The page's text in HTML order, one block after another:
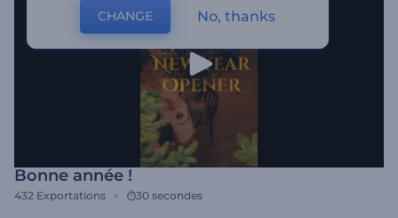
Bonne année !
432 Exportations 30 secondes
CHANGE No, thanks